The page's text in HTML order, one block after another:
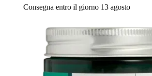
Consegna entro il giorno 13 agosto